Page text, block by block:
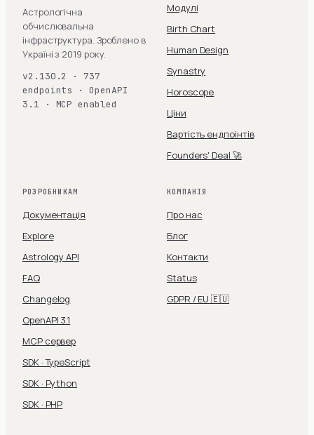
Астрологічна
обчислювальна
інфраструктура. Зроблено в
Україні з 2019 року.
v2.130.2 · 737
endpoints · OpenAPI
3.1 · MCP enabled
Модулі
Birth Chart
Human Design
Synastry
Horoscope
Ціни
Вартість ендпоінтів
Founders' Deal 🚀
РОЗРОБНИКАМ
Документація
Explore
Astrology API
FAQ
Changelog
OpenAPI 3.1
MCP сервер
SDK · TypeScript
SDK · Python
SDK · PHP
КОМПАНІЯ
Про нас
Блог
Контакти
Status
GDPR / EU 🇪🇺